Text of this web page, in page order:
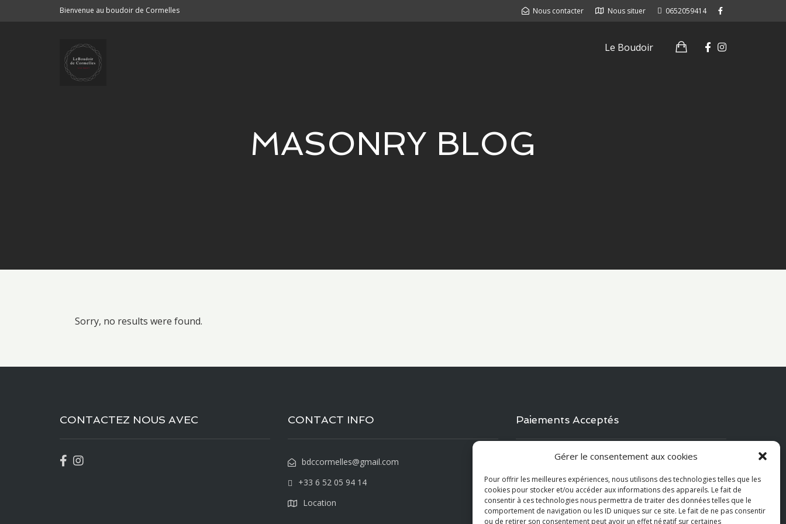
Gérer le consentement aux cookies
Pour offrir les meilleures expériences, nous utilisons des technologies telles que les
cookies pour stocker et/ou accéder aux informations des appareils. Le fait de
consentir à ces technologies nous permettra de traiter des données telles que le
comportement de navigation ou les ID uniques sur ce site. Le fait de ne pas consentir
ou de retirer son consentement peut avoir un effet négatif sur certaines
Bienvenue au boudoir de Cormelles Nous contacter Nous situer 0652059414
Le Boudoir
MASONRY BLOG
Sorry, no results were found.
CONTACTEZ NOUS AVEC CONTACT INFO
bdccormelles@gmail.com
+33 6 52 05 94 14
Location
Paiements Acceptés